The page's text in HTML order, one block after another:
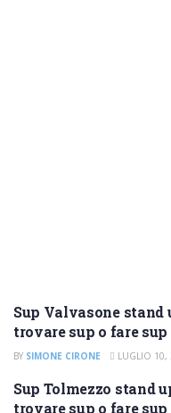
SUP PORDENONE
Sup Valvasone stand
trovare sup o fare
BY SIMONE CIRONE LUGLIO 10,
SUP UDINE
Sup Tolmezzo stand
trovare sup o fare